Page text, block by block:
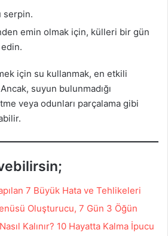
serpin.
emin olmak için, külleri bir gün
için su kullanmak, en etkili
suyun bulunmadığı
veya odunları parçalama gibi
7 Büyük Hata ve Tehlikeleri
Oluşturucu, 7 Gün 3 Öğün
Kalınır? 10 Hayatta Kalma İpucu